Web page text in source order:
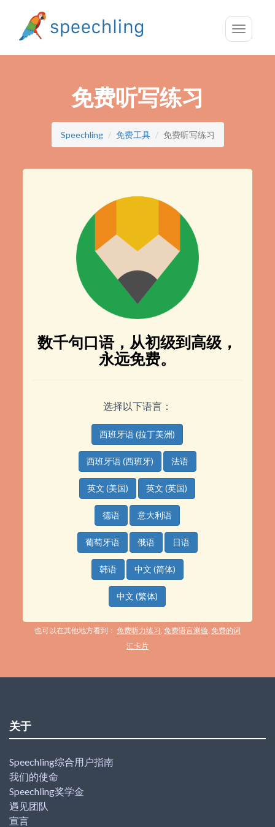
Toggle
免费听写练习
Speechling 免费工具 免费听写练习
数千句口语，从初级到高级，
永远免费。
选择以下语言：
西班牙语 (拉丁美洲)
西班牙语 (西班牙) 法语
英文 (美国) 英文 (英国)
德语 意大利语
葡萄牙语 俄语 日语
韩语 中文 (简体)
中文 (繁体)
也可以在其他地方看到： 免费听力练习, 免费语言测验, 免费的词
汇卡片
关于
Speechling综合用户指南
我们的使命
Speechling奖学金
遇见团队
宣言